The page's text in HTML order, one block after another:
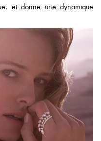
et donne une dynamique